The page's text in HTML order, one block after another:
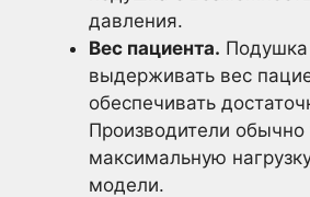
давления.
Вес пациента.
выдерживать вес
обеспечивать
Производители
максимальную
модели.